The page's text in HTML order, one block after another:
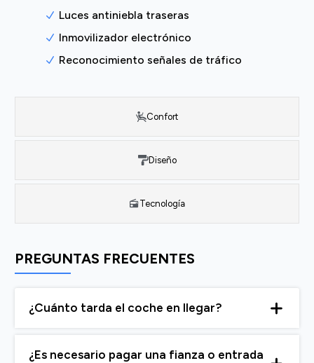
Confort
Diseño
Tecnología
Luces antiniebla traseras
Inmovilizador electrónico
Reconocimiento señales de tráfico
PREGUNTAS FRECUENTES
¿Cuánto tarda el coche en llegar?
¿Es necesario pagar una fianza o entrada